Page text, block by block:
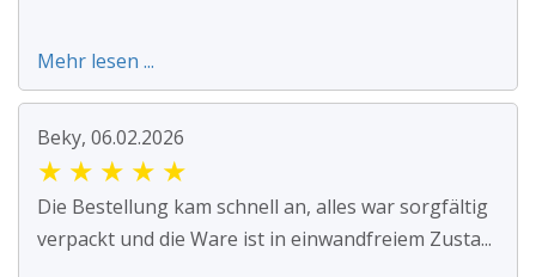
Mehr lesen ...
Beky, 06.02.2026
★ ★ ★ ★ ★
Die Bestellung kam schnell an, alles war sorgfältig
verpackt und die Ware ist in einwandfreiem Zusta...